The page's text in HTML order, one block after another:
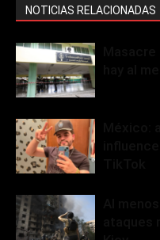
NOTICIAS RELACIONADAS